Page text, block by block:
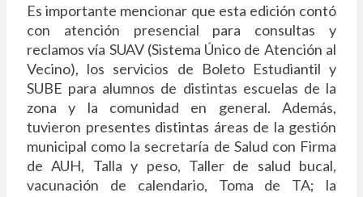
Es importante mencionar que esta edición contó
con atención presencial para consultas y
reclamos vía SUAV (Sistema Único de Atención al
Vecino), los servicios de Boleto Estudiantil y
SUBE para alumnos de distintas escuelas de la
zona y la comunidad en general. Además,
tuvieron presentes distintas áreas de la gestión
municipal como la secretaría de Salud con Firma
de AUH, Talla y peso, Taller de salud bucal,
vacunación de calendario, Toma de TA; la